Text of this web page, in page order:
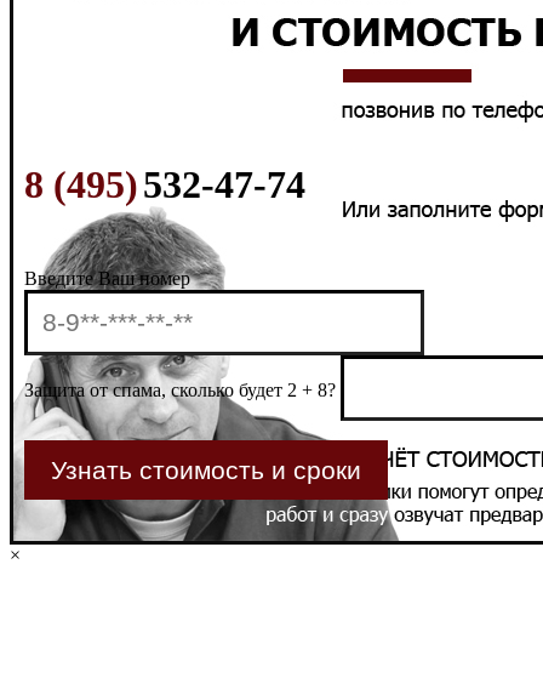
8 (495)532-47-74
Введите Ваш номер
Защита от спама, сколько будет 2 + 8?
×